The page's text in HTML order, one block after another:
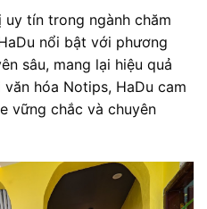
tín trong ngành chăm
nổi bật với phương
sâu, mang lại hiệu quả
hóa Notips, HaDu cam
vững chắc và chuyên